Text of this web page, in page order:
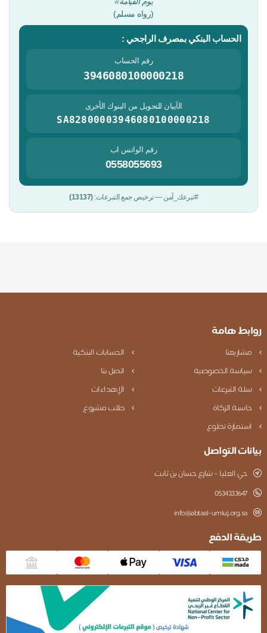
(رواه مسلم)
الحساب البنكي بمصرف الراجحي :
رقم الحساب
3946080100000218
الآيبان للتحويل من البنوك الأخرى
SA82800003946080100000218
رقم الواتس اب
0558055693
#تبرعك_آمن — ترخيص جمع التبرعات:(13137)
روابط هامة
مشاريعنا
الحسابات البنكية
سياسة الخصوصية
اتصل بنا
سلة التبرعات
الإهداءات
حاسبة الزكاة
طلب مشروع
استمارة تطوع
بيانات التواصل
حي العليا – شارع حسان بن ثابت
0534333647
info@abtaal-umluj.org.sa
طريقة الدفع